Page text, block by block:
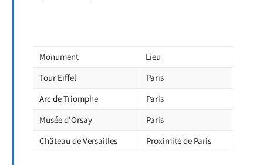
Monument
Lieu
Tour Eiffel
Paris
Arc de Triomphe
Paris
Musée d’Orsay
Paris
Château de Versailles
Proximité de Paris